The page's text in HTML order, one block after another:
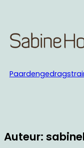
de
inhoud
Auteur: